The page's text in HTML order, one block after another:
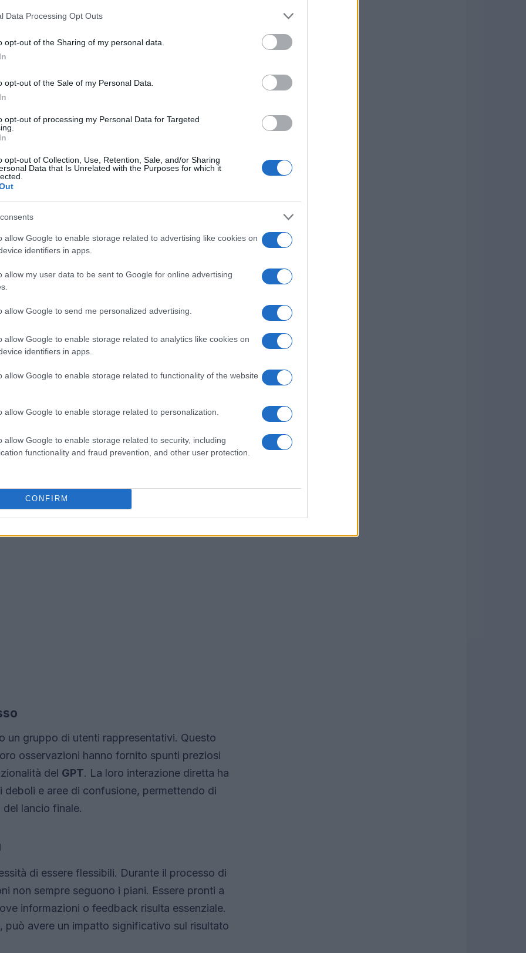
Data Processing Opt Outs
opt-out of the Sharing of my personal data.
opt-out of the Sale of my Personal Data.
opt-out of processing my Personal Data for Targeted
opt-out of Collection, Use, Retention, Sale, and/or Sharing
Data that Is Unrelated with the Purposes for which it
allow Google to enable storage related to advertising like cookies on
identifiers in apps.
allow my user data to be sent to Google for online advertising
allow Google to send me personalized advertising.
allow Google to enable storage related to analytics like cookies on
identifiers in apps.
allow Google to enable storage related to functionality of the website
allow Google to enable storage related to personalization.
allow Google to enable storage related to security, including
functionality and fraud prevention, and other user protection.
CONFIRM
e opportunità uniche. È fondamentale iniziare
ottenere. Definire un
progettazione e mantiene il focus durante lo
da bussola, indirizzando ogni decisione e
consente una valutazione chiara dei risultati.
dall’inizio è essenziale per monitorare i
necessarie. Questo approccio migliora
per la valutazione continua delle
di un
con il sistema senza frustrazioni.
di
decisionale, raccogliendo feedback e
esigenze e preferenze.
un gruppo di utenti rappresentativi. Questo
osservazioni hanno fornito spunti preziosi
del GPT. La loro interazione diretta ha
e aree di confusione, permettendo di
lancio finale.
di essere flessibili. Durante il processo di
non sempre seguono i piani. Essere pronti a
informazioni o feedback risulta essenziale.
avere un impatto significativo sul risultato